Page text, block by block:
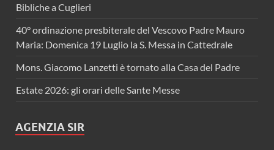
Bibliche a Cuglieri
40° ordinazione presbiterale del Vescovo Padre Mauro
Maria: Domenica 19 Luglio la S. Messa in Cattedrale
Mons. Giacomo Lanzetti è tornato alla Casa del Padre
Estate 2026: gli orari delle Sante Messe
AGENZIA SIR